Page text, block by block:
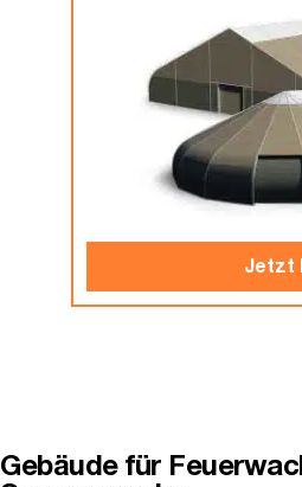
Jetzt
Gebäude für